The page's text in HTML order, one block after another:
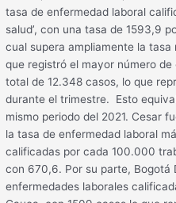
tasa de enfermedad laboral
salud’, con una tasa de 1593,9
cual supera ampliamente la
que registró el mayor número
total de 12.348 casos, lo que
durante el trimestre. Esto
mismo periodo del 2021. Cesar
la tasa de enfermedad laboral
calificadas por cada 100.000
con 670,6. Por su parte, Bogotá
enfermedades laborales